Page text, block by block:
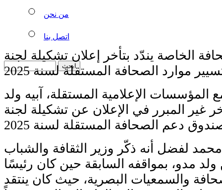
من نحن
اتصل بنا
الخاصة يندّد بتأخر إعلان تشكيلة لجنة
موارد الصحافة المستقلة لسنة 2025
الإعلامية المستقلة، آبيه ولد
غير المبرر في الإعلان عن تشكيلة لجنة
لفضل أنه ذكّر وزير الثقافة والشباب
مدو، بمواقفه السابقة حين كان رئيسًا
والسمعيات البصرية، حيث كان ينتقد